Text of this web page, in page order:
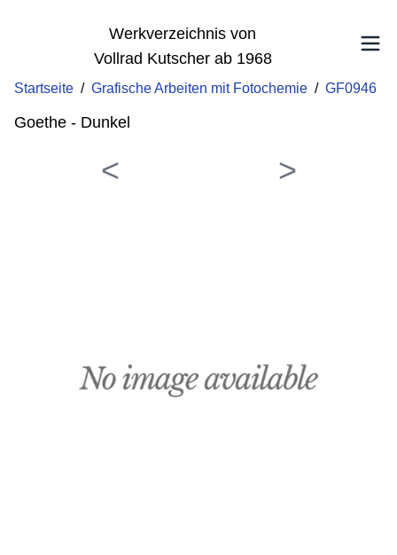
Werkverzeichnis von
Vollrad Kutscher ab 1968
Startseite / Grafische Arbeiten mit Fotochemie / GF0946
Goethe - Dunkel
< >